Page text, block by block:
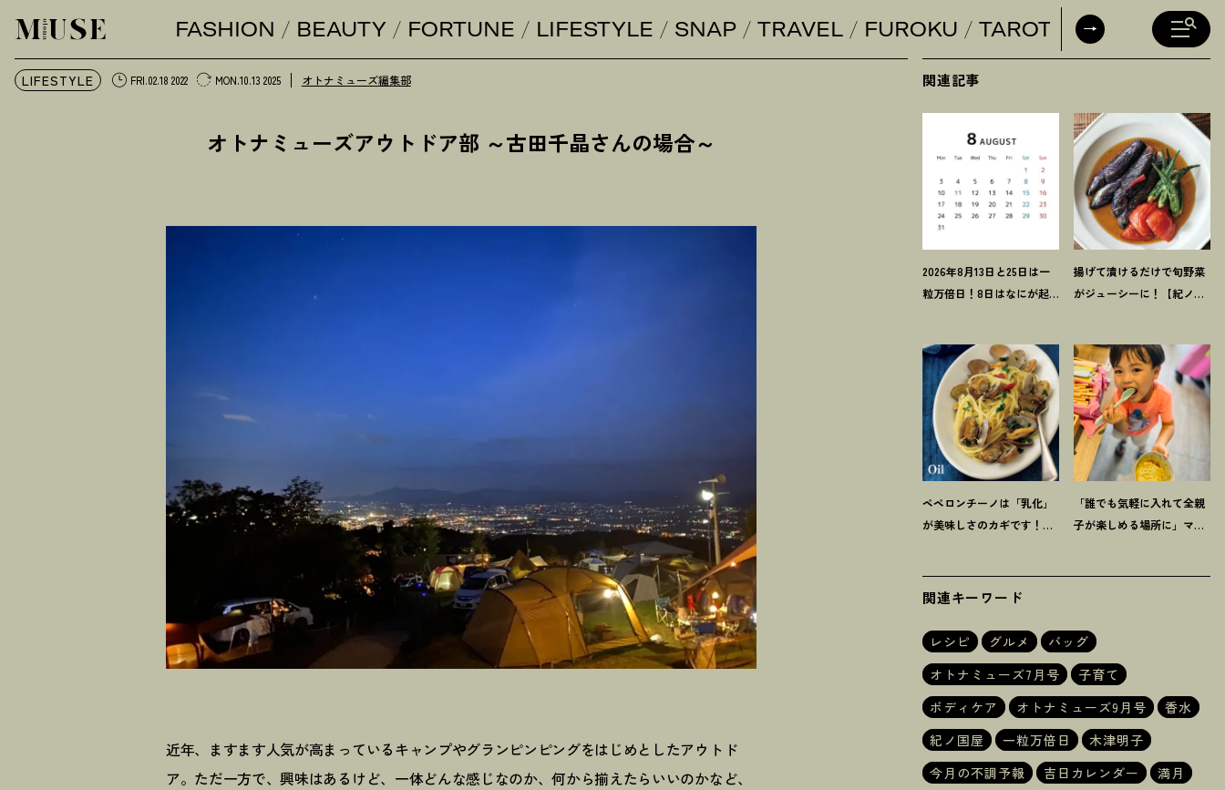
オトナミューズ ウェブFASHION BEAUTY FORTUNE LIFESTYLE SNAP TRAVEL FUROKU TAROT DAILY
LIFESTYLE FRI.02.18 2022 MON.10.13 2025 オトナミューズ編集部
オトナミューズアウトドア部 ～古田千晶さんの場合～
近年、ますます人気が高まっているキャンプやグランピンピングをはじめとしたアウトド
ア。ただ一方で、興味はあるけど、一体どんな感じなのか、何から揃えたらいいのかなど、
関連記事
2026年8月13日と25日は一
粒万倍日 ！ 8日はなにが起
揚げて漬けるだけで旬野菜
がジューシーに ！
【紀ノ国
ペペロンチーノは「乳化」
が美味しさのカギです ！ プ
「誰でも気軽に入れて全親
子が楽しめる場所に」ママ
関連キーワード
レシピ グルメ
バッグ
オトナミューズ7月号
子育て
ボディケア
オトナミューズ9月号
香水
紀ノ国屋
一粒万倍日
木津明子
今月の不調予報
吉日カレンダー 満月